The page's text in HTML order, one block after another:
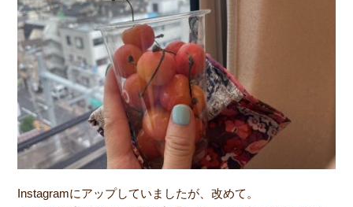
Instagramにアップしていましたが、改めて。